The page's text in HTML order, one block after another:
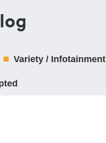
Variety / Infotainment